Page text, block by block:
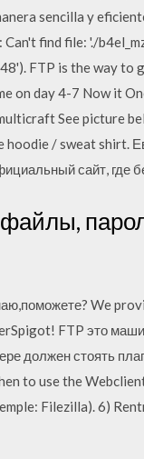
sencilla y
find file: './
FTP is the way to
on day 4-7 Now it
See picture
/ sweat shirt.
сайт, где
файлы,
We
FTP это
должен стоять
to use the
Filezilla). 6)